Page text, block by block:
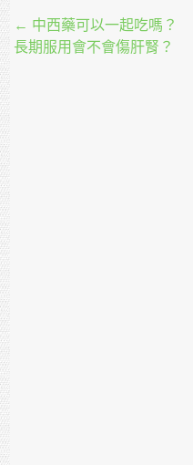
Post navigation
← 中西藥可以一起吃嗎？
長期服用會不會傷肝腎？